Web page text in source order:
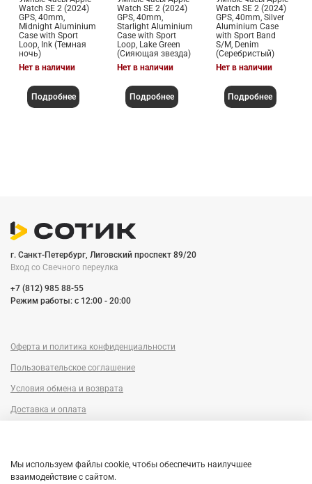
Watch SE 2 (2024)
GPS, 40mm,
Midnight Aluminium
Case with Sport
Loop, Ink (Темная
ночь)
Нет в наличии
Подробнее
Watch SE 2 (2024)
GPS, 40mm,
Starlight Aluminium
Case with Sport
Loop, Lake Green
(Сияющая звезда)
Нет в наличии
Подробнее
Watch SE 2 (2024)
GPS, 40mm, Silver
Aluminium Case
with Sport Band
S/M, Denim
(Серебристый)
Нет в наличии
Подробнее
г. Санкт-Петербург, Лиговский проспект 89/20
Вход со Cвечного переулка
+7 (812) 985 88-55
Режим работы: c 12:00 - 20:00
Оферта и политика конфиденциальности
Пользовательское соглашение
Условия обмена и возврата
Доставка и оплата
Мы используем файлы cookie, чтобы обеспечить наилучшее
взаимодействие с сайтом.